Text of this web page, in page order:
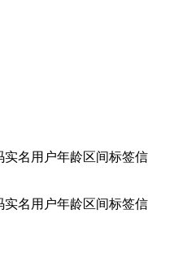
名用户年龄区间标签信
名用户年龄区间标签信